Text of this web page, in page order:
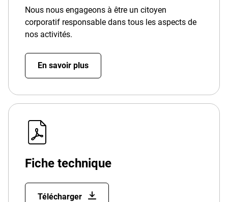
Nous nous engageons à être un citoyen
corporatif responsable dans tous les aspects de
nos activités.
En savoir plus
Fiche technique
Télécharger